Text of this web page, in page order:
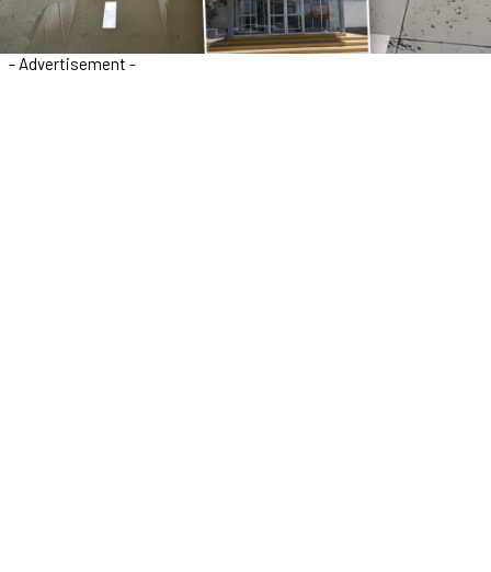
- Advertisement -